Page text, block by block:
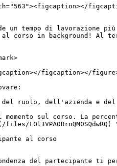
tempo di lavorazione più
corso in background! Al
figcaption></
ruolo, dell'azienda e del
momento sul corso. La
al corso
del partecipante ti